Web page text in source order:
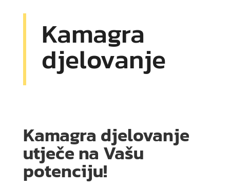
Kamagra
djelovanje
Kamagra djelovanje
utječe na Vašu
potenciju!